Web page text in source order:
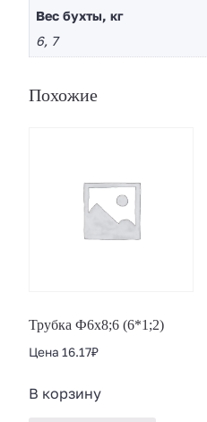
Вес бухты, кг
6, 7
Похожие
Трубка Ф6х8;6 (6*1;2)
Цена 16.17₽
В корзину